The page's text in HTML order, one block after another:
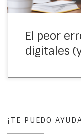
El peor
digitales
¡TE PUEDO